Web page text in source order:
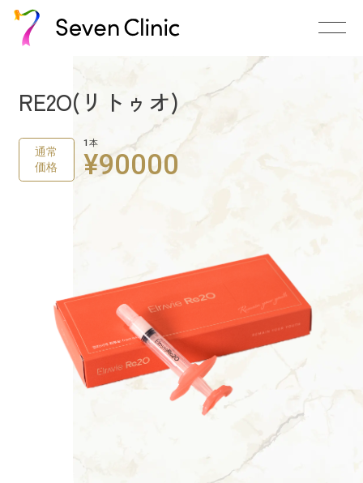
RE2O(リトゥオ)
通常
価格
1本
¥90000